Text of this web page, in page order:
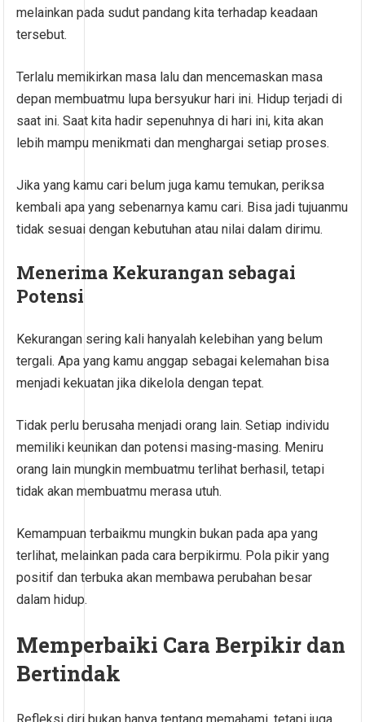
melainkan pada sudut pandang kita terhadap keadaan
tersebut.
Terlalu memikirkan masa lalu dan mencemaskan masa
depan membuatmu lupa bersyukur hari ini. Hidup terjadi di
saat ini. Saat kita hadir sepenuhnya di hari ini, kita akan
lebih mampu menikmati dan menghargai setiap proses.
Jika yang kamu cari belum juga kamu temukan, periksa
kembali apa yang sebenarnya kamu cari. Bisa jadi tujuanmu
tidak sesuai dengan kebutuhan atau nilai dalam dirimu.
Menerima Kekurangan sebagai
Potensi
Kekurangan sering kali hanyalah kelebihan yang belum
tergali. Apa yang kamu anggap sebagai kelemahan bisa
menjadi kekuatan jika dikelola dengan tepat.
Tidak perlu berusaha menjadi orang lain. Setiap individu
memiliki keunikan dan potensi masing-masing. Meniru
orang lain mungkin membuatmu terlihat berhasil, tetapi
tidak akan membuatmu merasa utuh.
Kemampuan terbaikmu mungkin bukan pada apa yang
terlihat, melainkan pada cara berpikirmu. Pola pikir yang
positif dan terbuka akan membawa perubahan besar
dalam hidup.
Memperbaiki Cara Berpikir dan
Bertindak